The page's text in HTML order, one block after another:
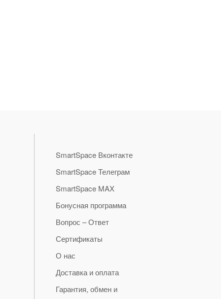
SmartSpace Вконтакте
SmartSpace Телеграм
SmartSpace MAX
Бонусная программа
Вопрос – Ответ
Сертификаты
О нас
Доставка и оплата
Гарантия, обмен и